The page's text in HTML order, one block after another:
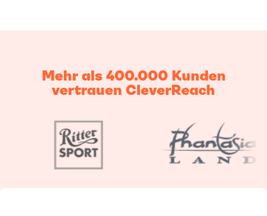
Mehr als 400.000 Kunden
vertrauen CleverReach